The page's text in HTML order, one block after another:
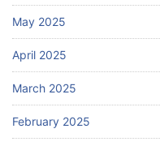
May 2025
April 2025
March 2025
February 2025